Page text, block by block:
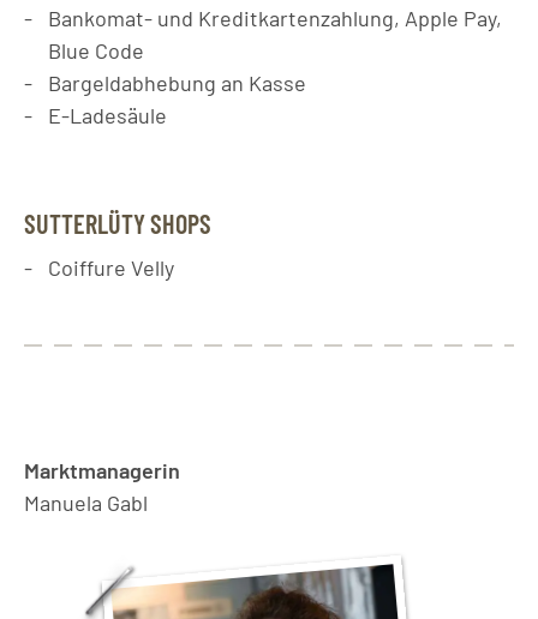
Bankomat- und Kreditkartenzahlung, Apple Pay,
Blue Code
Bargeldabhebung an Kasse
E-Ladesäule
SUTTERLÜTY SHOPS
Coiffure Velly
Marktmanagerin
Manuela Gabl